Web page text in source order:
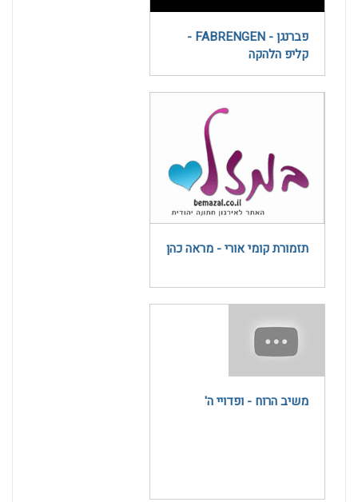
פברנגן - FABRENGEN -
קליפ הלהקה
תזמורת קומי אורי - מראה כהן
משיב הרוח - ופדויי ה'